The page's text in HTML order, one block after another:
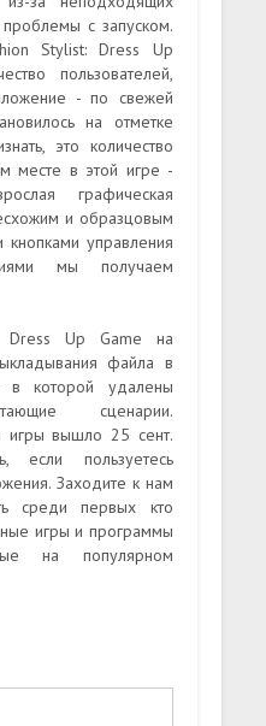
с запуском.
Stylist: Dress Up
пользователей,
- по свежей
на отметке
это количество
месте в этой игре -
графическая
и образцовым
управления
мы получаем
Dress Up Game на
файла в
которой удалены
сценарии.
игры вышло 25 сент.
если пользуетесь
Заходите к нам
среди первых кто
игры и программы
на популярном